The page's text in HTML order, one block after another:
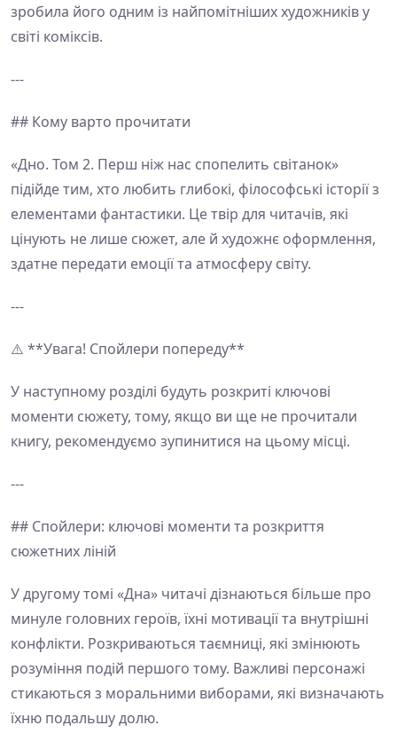
зробила його одним із найпомітніших художників у
світі коміксів.
---
## Кому варто прочитати
«Дно. Том 2. Перш ніж нас спопелить світанок»
підійде тим, хто любить глибокі, філософські історії з
елементами фантастики. Це твір для читачів, які
цінують не лише сюжет, але й художнє оформлення,
здатне передати емоції та атмосферу світу.
---
⚠️ **Увага! Спойлери попереду**
У наступному розділі будуть розкриті ключові
моменти сюжету, тому, якщо ви ще не прочитали
книгу, рекомендуємо зупинитися на цьому місці.
---
## Спойлери: ключові моменти та розкриття
сюжетних ліній
У другому томі «Дна» читачі дізнаються більше про
минуле головних героїв, їхні мотивації та внутрішні
конфлікти. Розкриваються таємниці, які змінюють
розуміння подій першого тому. Важливі персонажі
стикаються з моральними виборами, які визначають
їхню подальшу долю.